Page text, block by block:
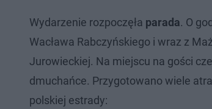
Wydarzenie rozpoczęła parada. O
Wacława Rabczyńskiego i wraz z
Jurowieckiej. Na miejscu na gości
dmuchańce. Przygotowano wiele
polskiej estrady: